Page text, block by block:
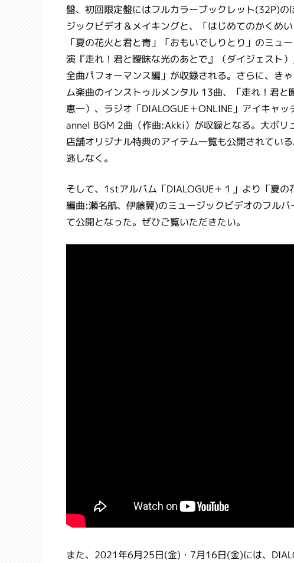
盤、初回限定盤にはフルカラーブックレット(32P)
ジックビデオ＆メイキングと、「はじめてのかくめ
「夏の花火と君と青」「おもいでしりとり」のミュ
演『走れ！君と曖昧な光のあとで』（ダイジェスト
全曲パフォーマンス編」が収録される。さらに、き
ム楽曲のインストゥルメンタル 13曲、「走れ！君
恵一）、ラジオ「DIALOGUE＋ONLINE」アイキャ
annel BGM 2曲（作曲:Akki）が収録となる。大ボリ
店舗オリジナル特典のアイテム一覧も公開されてい
逃しなく。
そして、1stアルバム「DIALOGUE＋１」より「夏
編曲:瀬名航、伊藤翼)のミュージックビデオのフル
て公開となった。ぜひご覧いただきたい。
また、2021年6月25日(金)・7月16日(金)には、